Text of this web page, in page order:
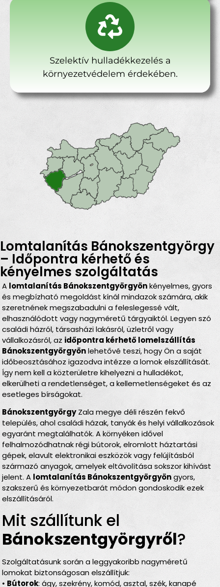
Szelektív hulladékkezelés a
környezetvédelem érdekében.
Lomtalanítás Bánokszentgyörgy
– Időpontra kérhető és
kényelmes szolgáltatás
A lomtalanítás Bánokszentgyörgyönkényelmes, gyors
és megbízható megoldást kínál mindazok számára, akik
szeretnének megszabadulni a feleslegessé vált,
elhasználódott vagy nagyméretű tárgyaiktól. Legyen szó
családi házról, társasházi lakásról, üzletről vagy
vállalkozásról, az időpontra kérhető lomelszállítás
Bánokszentgyörgyönlehetővé teszi, hogy Ön a saját
időbeosztásához igazodva intézze a lomok elszállítását.
Így nem kell a közterületre kihelyezni a hulladékot,
elkerülheti a rendetlenséget, a kellemetlenségeket és az
esetleges bírságokat.
BánokszentgyörgyZala megye déli részén fekvő
település, ahol családi házak, tanyák és helyi vállalkozások
egyaránt megtalálhatók. A környéken idővel
felhalmozódhatnak régi bútorok, elromlott háztartási
gépek, elavult elektronikai eszközök vagy felújításból
származó anyagok, amelyek eltávolítása sokszor kihívást
jelent. A lomtalanítás Bánokszentgyörgyöngyors,
szakszerű és környezetbarát módon gondoskodik ezek
elszállításáról.
Mit szállítunk el
Bánokszentgyörgy­ről?
Szolgáltatásunk során a leggyakoribb nagyméretű
lomokat biztonságosan elszállítjuk:
• Bútorok: ágy, szekrény, komód, asztal, szék, kanapé